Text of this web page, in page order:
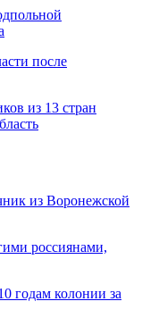
после
из 13 стран
из Воронежской
россиянами,
годам колонии за